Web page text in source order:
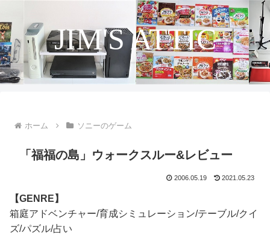
JIM'S ATTIC
ホーム ソニーのゲーム
「福福の島」ウォークスルー&レビュー
2006.05.19 2021.05.23
【GENRE】
箱庭アドベンチャー/育成シミュレーション/テーブル/クイ
ズ/パズル/占い